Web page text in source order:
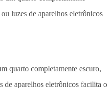
quarto completamente escuro,
de aparelhos eletrônicos facilita o